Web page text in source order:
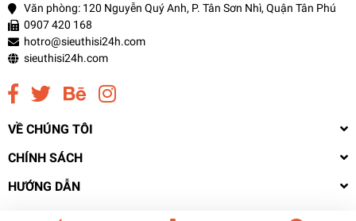
Văn phòng: 120 Nguyễn Quý Anh, P. Tân Sơn Nhì, Quận Tân Phú
0907 420 168
hotro@sieuthisi24h.com
sieuthisi24h.com
VỀ CHÚNG TÔI
CHÍNH SÁCH
HƯỚNG DẪN